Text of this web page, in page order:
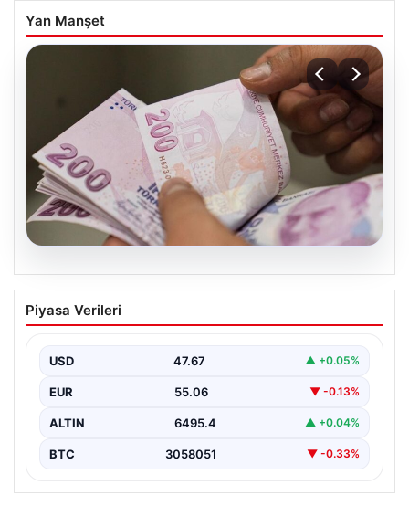
Yan Manşet
2026 Kurban Bayramı Emekli
İkramiyeleri Ne Zaman Ödenecek?
milyon emekli vatandaşın gözü kulağı bayram
ikramiyesi…
Piyasa Verileri
USD 47.67 ▲ +0.05%
EUR 55.06 ▼ -0.13%
ALTIN 6495.4 ▲ +0.04%
BTC 3058051 ▼ -0.33%